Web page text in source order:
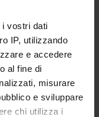
i vostri dati
IP, utilizzando
e accedere
al fine di
misurare
e sviluppare
chi utilizza i